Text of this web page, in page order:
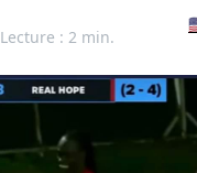
Lecture : 2 min.